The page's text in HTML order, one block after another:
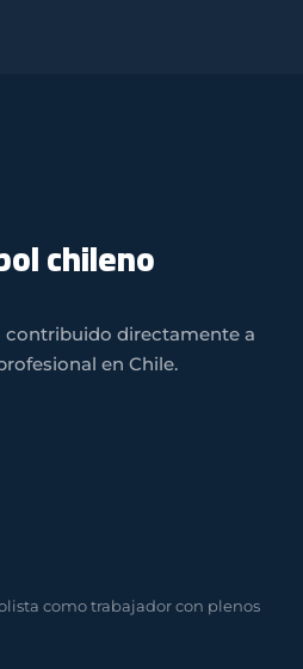
chileno
contribuido directamente a
en Chile.
como trabajador con plenos